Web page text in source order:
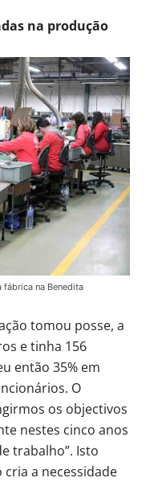
na produção
fábrica na Benedita
tomou posse, a
e tinha 156
então 35% em
O
os objectivos
nestes cinco anos
trabalho”. Isto
a necessidade